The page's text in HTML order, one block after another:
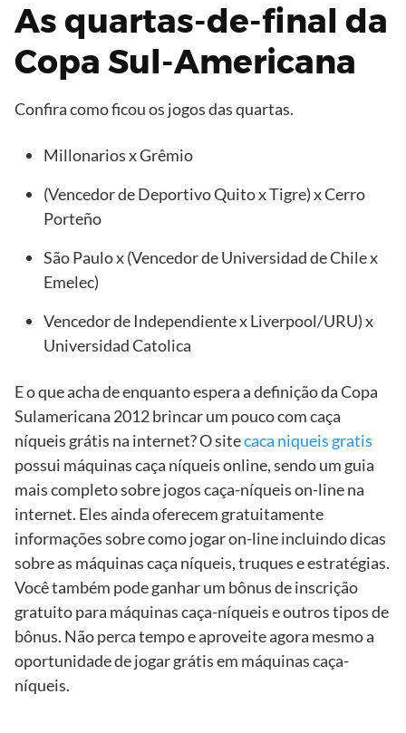
As quartas-de-final da
Copa Sul-Americana
Confira como ficou os jogos das quartas.
Millonarios x Grêmio
(Vencedor de Deportivo Quito x Tigre) x Cerro
Porteño
São Paulo x (Vencedor de Universidad de Chile x
Emelec)
Vencedor de Independiente x Liverpool/URU) x
Universidad Catolica
E o que acha de enquanto espera a definição da Copa
Sulamericana 2012 brincar um pouco com caça
níqueis grátis na internet? O sitecaca niqueis gratis
possui máquinas caça níqueis online, sendo um guia
mais completo sobre jogos caça-níqueis on-line na
internet. Eles ainda oferecem gratuitamente
informações sobre como jogar on-line incluindo dicas
sobre as máquinas caça níqueis, truques e estratégias.
Você também pode ganhar um bônus de inscrição
gratuito para máquinas caça-níqueis e outros tipos de
bônus. Não perca tempo e aproveite agora mesmo a
oportunidade de jogar grátis em máquinas caça-
níqueis.